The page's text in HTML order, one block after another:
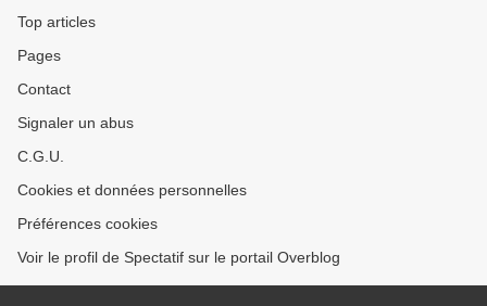
Top articles
Pages
Contact
Signaler un abus
C.G.U.
Cookies et données personnelles
Préférences cookies
Voir le profil de Spectatif sur le portail Overblog